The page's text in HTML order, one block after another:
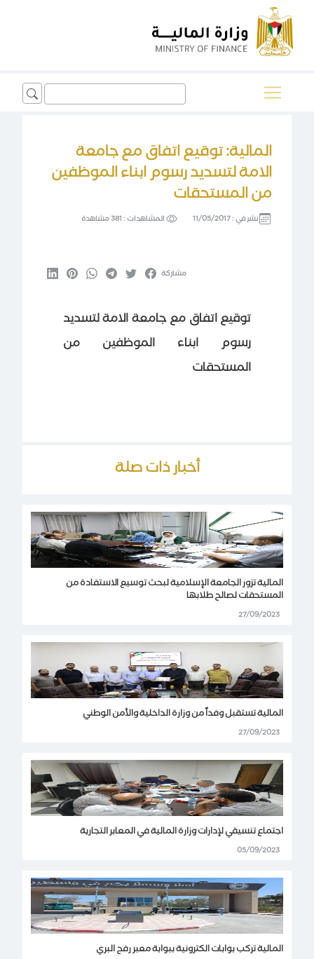
Search
for:
المالية: توقيع اتفاق مع جامعة
الامة لتسديد رسوم ابناء الموظفين
من المستحقات
نشر في :11/05/2017 المشاهدات : 381 مشاهدة
مشاركة
توقيع اتفاق مع جامعة الامة لتسديد
رسوم ابناء الموظفين من
المستحقات
أخبار ذات صلة
المالية تزور الجامعة الإسلامية لبحث توسيع الاستفادة من
المستحقات لصالح طلابها
27/09/2023
المالية تستقبل وفداً من وزارة الداخلية والأمن الوطني
27/09/2023
اجتماع تنسيقي لإدارات وزارة المالية في المعابر التجارية
05/09/2023
المالية تركب بوابات الكترونية ببوابة معبر رفح البري